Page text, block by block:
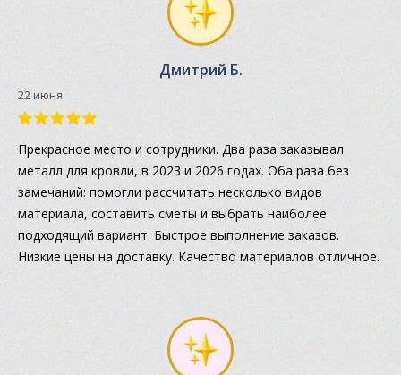
Дмитрий Б.
22 июня
Прекрасное место и сотрудники. Два раза заказывал
металл для кровли, в 2023 и 2026 годах. Оба раза без
замечаний: помогли рассчитать несколько видов
материала, составить сметы и выбрать наиболее
подходящий вариант. Быстрое выполнение заказов.
Низкие цены на доставку. Качество материалов отличное.